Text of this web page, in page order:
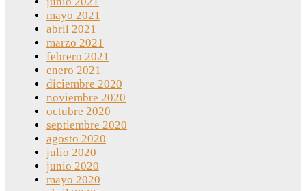
mayo 2021
abril 2021
marzo 2021
febrero 2021
enero 2021
diciembre 2020
noviembre 2020
octubre 2020
septiembre 2020
agosto 2020
julio 2020
junio 2020
mayo 2020